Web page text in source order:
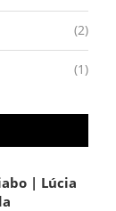
(2)
(1)
| Lúcia